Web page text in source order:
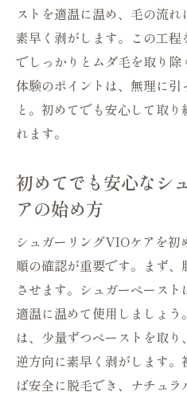
ストを適温に温め、毛の流
素早く剥がします。この工
でしっかりとムダ毛を取り
体験のポイントは、無理に
と。初めてでも安心して取
れます。
初めてでも安心なシ
アの始め方
シュガーリングVIOケアを初
順の確認が重要です。まず
させます。シュガーペースト
適温に温めて使用しましょう
は、少量ずつペーストを取り
逆方向に素早く剥がします
ば安全に脱毛でき、ナチュ